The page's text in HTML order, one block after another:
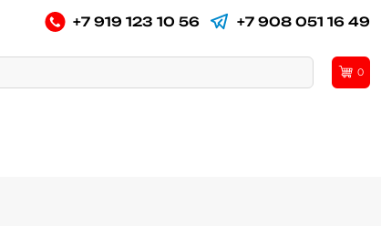
+7 919 123 10 56 +7 908 051 16 49
0